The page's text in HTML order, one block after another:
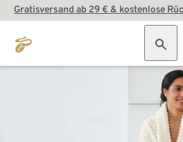
Gratisversand ab 29 € & kostenlose